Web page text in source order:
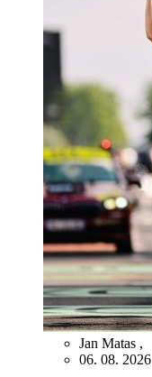
Jan Matas ,
06. 08. 2026